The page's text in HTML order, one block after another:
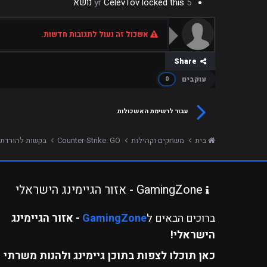
אשכול זה נעול לתגובות חדשות.
עוקבים
0
עבור לרשימת האשכולות
בית משחקים וקהילות Counter-Strike: GO בקשות
ברוכים הבאים לGamingZone - אזור הגיימינג
הישראלי!
כאן תוכלו לצפות בתוכן גיימינג ולהנות משרתי